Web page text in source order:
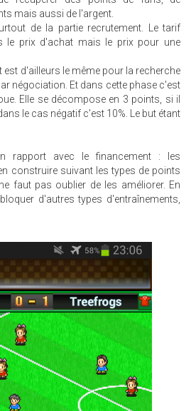
mais aussi de l'argent.
de la partie recrutement. Le tarif
le prix d'achat mais le prix pour une
est d'ailleurs le même pour la recherche
négociation. Et dans cette phase c'est
Elle se décompose en 3 points, si il
le cas négatif c'est 10%. Le but étant
rapport avec le financement : les
construire suivant les types de points
faut pas oublier de les améliorer. En
d'autres types d'entraînements,